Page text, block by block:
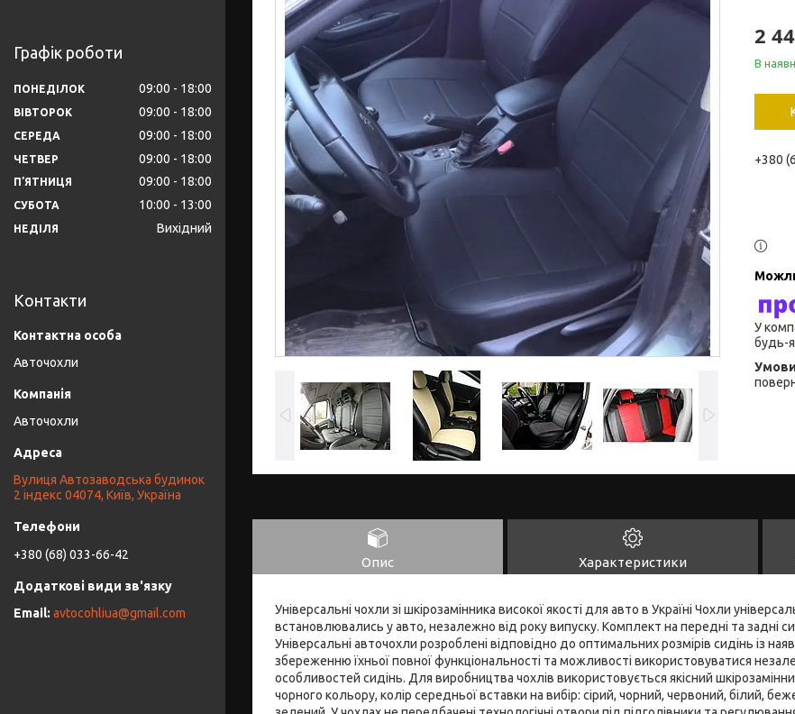
2
В
+380
У
будь-
Опис Характеристики
Універсальні чохли зі шкірозамінника високої якості для авто в Україні Чохли
встановлювались у авто, незалежно від року випуску. Комплект на передні та задні
Універсальні авточохли розроблені відповідно до оптимальних розмірів сидінь із
збереженню їхньої повної функціональності та можливості використовуватися
особливостей сидінь. Для виробництва чохлів використовується якісний
чорного кольору, колір середньої вставки на вибір: сірий, чорний, червоний, білий,
Графік роботи
ПОНЕДІЛОК 09:00 18:00
ВІВТОРОК 09:00 18:00
СЕРЕДА 09:00 18:00
ЧЕТВЕР 09:00 18:00
ПʼЯТНИЦЯ 09:00 18:00
СУБОТА 10:00 13:00
НЕДІЛЯ Вихідний
Контакти
Авточохли
Авточохли
Вулиця Автозаводська будинок
2 індекс 04074, Київ, Україна
+380 (68) 033-66-42
avtocohliua@gmail.com